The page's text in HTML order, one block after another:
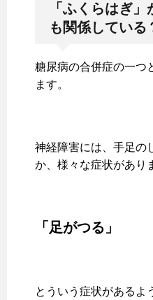
「ふくらはぎ
も関係している
糖尿病の合併症の一つ
ます。
神経障害には、手足の
か、様々な症状があり
「足がつる」
とういう症状があるよ